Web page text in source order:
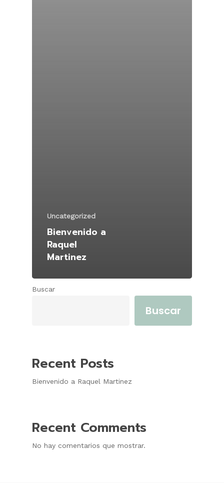
Uncategorized
Bienvenido a
Raquel
Martinez
Buscar
Buscar
Recent Posts
Bienvenido a Raquel Martinez
Recent Comments
No hay comentarios que mostrar.